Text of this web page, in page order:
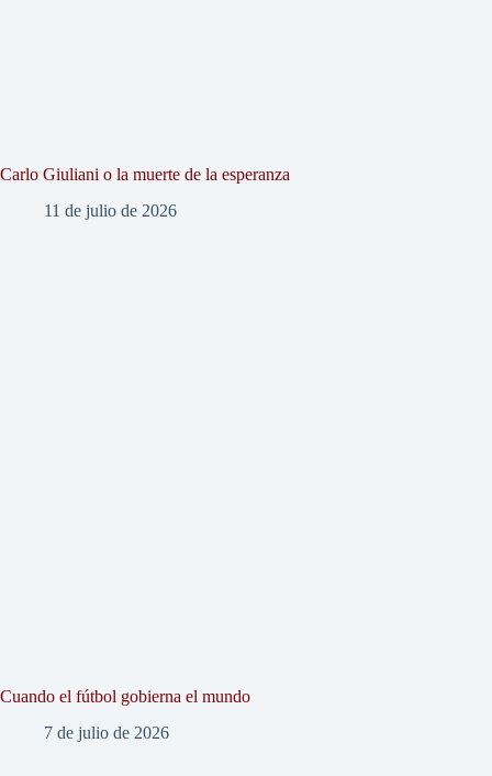
Carlo Giuliani o la muerte de la esperanza
11 de julio de 2026
Cuando el fútbol gobierna el mundo
7 de julio de 2026